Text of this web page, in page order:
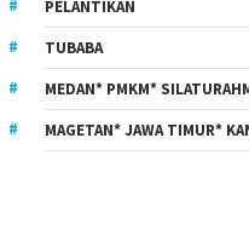
PELANTIKAN
TUBABA
MEDAN* PMKM*
MAGETAN* JAWA TIMUR*